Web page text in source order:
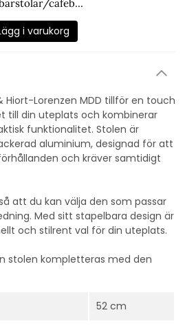
cafebor
i varukorg
Hiort-Lorenzen MDD tillför en touch
till din uteplats och kombinerar
funktionalitet. Stolen är
aluminium, designad för att
och kräver samtidigt
att du kan välja den som passar
Med sitt stapelbara design är
och stilrent val för din uteplats.
stolen kompletteras med den
52 cm